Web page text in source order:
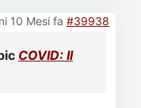
10 Mesi fa #39938
COVID: Il